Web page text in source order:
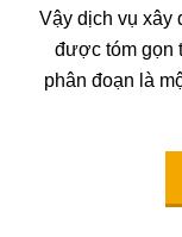
Vậy dịch vụ xây
được tóm gọn
phân đoạn là